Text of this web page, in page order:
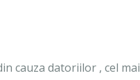
cauza datoriilor , cel mai